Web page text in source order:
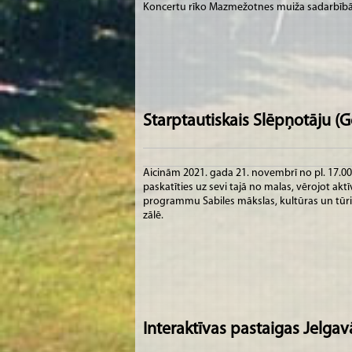
Koncertu rīko Mazmežotnes muiža sadarbībā
Starptautiskais Slēpņotāju
Aicinām 2021. gada 21. novembrī no pl.
paskatīties uz sevi tajā no malas, vērojot
programmu Sabiles mākslas, kultūras un
zālē.
Interaktīvas pastaigas